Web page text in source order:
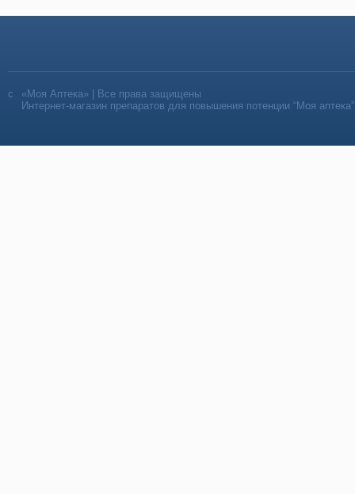
«Моя Аптека» | Все права защищены
Интернет-магазин препаратов для повышения потенции “Моя